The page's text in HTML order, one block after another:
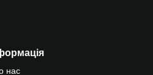
нас